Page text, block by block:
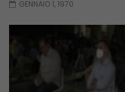
GENNAIO 1, 1970